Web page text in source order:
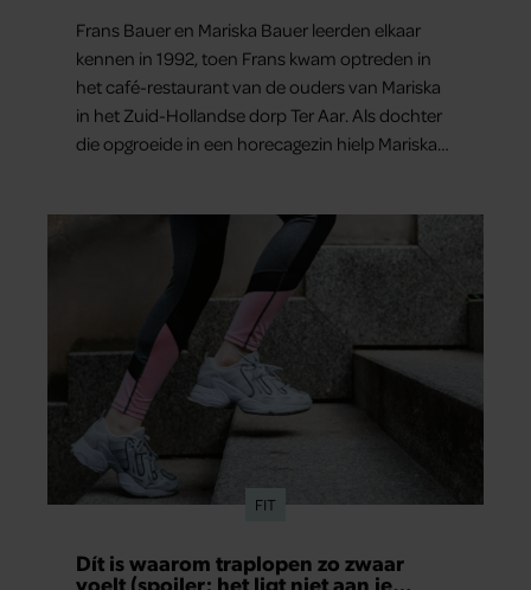
Frans Bauer en Mariska Bauer leerden elkaar
kennen in 1992, toen Frans kwam optreden in
het café-restaurant van de ouders van Mariska
in het Zuid-Hollandse dorp Ter Aar. Als dochter
die opgroeide in een horecagezin hielp Mariska
FIT
Dít is waarom traplopen zo zwaar
voelt (spoiler: het ligt niet aan je